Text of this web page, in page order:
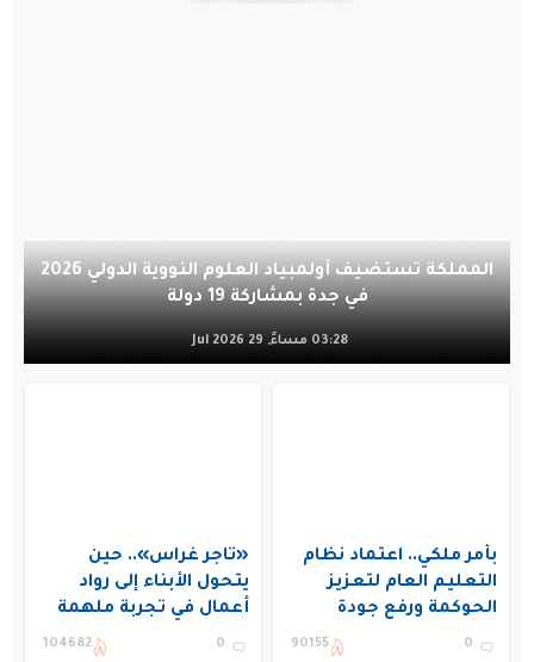
المملكة تستضيف أولمبياد العلوم النووية الدولي 2026
في جدة بمشاركة 19 دولة
03:28 مساءً, 29 Jul 2026
بأمر ملكي.. اعتماد نظام
التعليم العام لتعزيز
الحوكمة ورفع جودة
التعليم في المملكة
0
90155
«تاجر غراس».. حين
يتحول الأبناء إلى رواد
أعمال في تجربة ملهمة
بنادي غراس الصيفي
0
104682